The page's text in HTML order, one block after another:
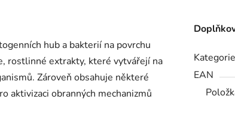
hub a bakterií na povrchu
rostlinné extrakty, které vytvářejí na
Zároveň obsahuje některé
aktivizaci obranných mechanizmů
Kategorie
EAN